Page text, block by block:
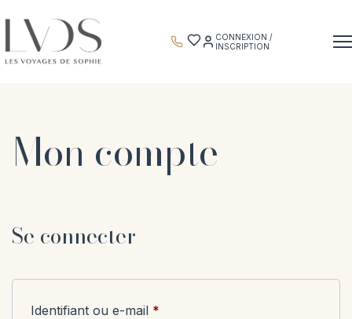
CONNEXION /
INSCRIPTION
Mon compte
Se connecter
Identifiant ou e-mail *